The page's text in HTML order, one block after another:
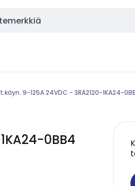
9-125A 24VDC - 3RA2120-1KA24-
0BB4